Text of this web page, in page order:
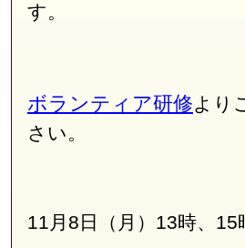
す。
ボランティア研修より
さい。
11月8日（月）13時、15